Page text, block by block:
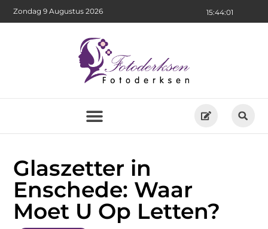
15:44:03
Zondag 9 Augustus 2026
Glaszetter in
Enschede: Waar
Moet U Op Letten?